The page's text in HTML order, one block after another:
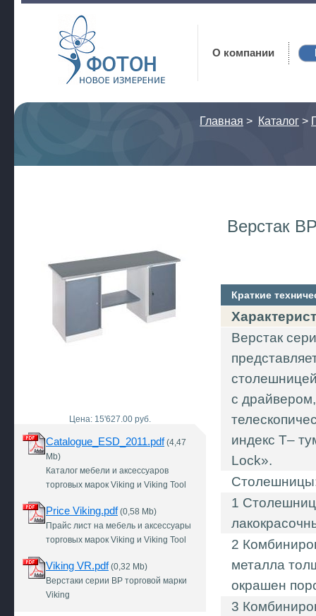
Фотон
О компании
Главная > Каталог >
Цена: 15'627.00 руб.
Catalogue_ESD_2011.pdf(4,47
Mb)
Каталог мебели и аксессуаров
торговых марок Viking и Viking Tool
Price Viking.pdf(0,58 Mb)
Прайс лист на мебель и аксессуары
торговых марок Viking и Viking Tool
Viking VR.pdf(0,32 Mb)
Верстаки серии ВР торговой марки
Viking
Верстак
Краткие
Верстак
с
индекс Т–
Lock».
1
2
металла
окрашен
3